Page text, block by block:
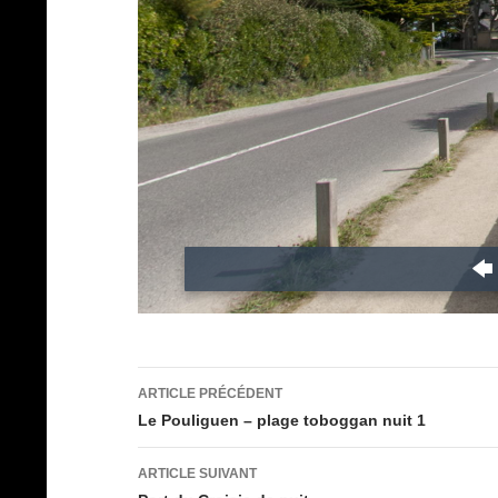
Navigation
des
articles
ARTICLE PRÉCÉDENT
Le Pouliguen – plage toboggan nuit 1
ARTICLE SUIVANT